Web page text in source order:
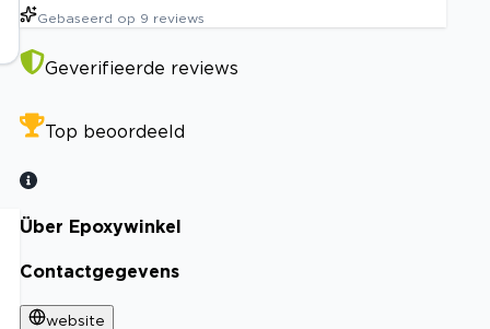
Gebaseerd op 9 reviews
Geverifieerde reviews
Top beoordeeld
Über Epoxywinkel
Contactgegevens
website